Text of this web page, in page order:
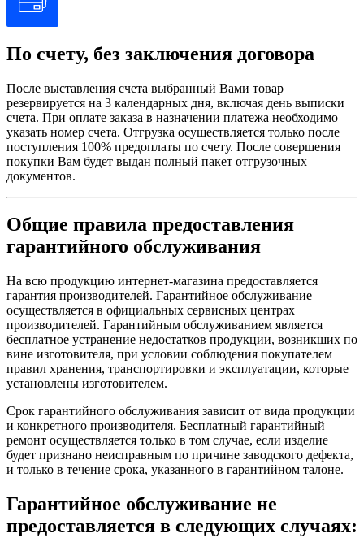
По счету, без заключения договора
После выставления счета выбранный Вами товар
резервируется на 3 календарных дня, включая день выписки
счета. При оплате заказа в назначении платежа необходимо
указать номер счета. Отгрузка осуществляется только после
поступления 100% предоплаты по счету. После совершения
покупки Вам будет выдан полный пакет отгрузочных
документов.
Общие правила предоставления
гарантийного обслуживания
На всю продукцию интернет-магазина предоставляется
гарантия производителей. Гарантийное обслуживание
осуществляется в официальных сервисных центрах
производителей. Гарантийным обслуживанием является
бесплатное устранение недостатков продукции, возникших по
вине изготовителя, при условии соблюдения покупателем
правил хранения, транспортировки и эксплуатации, которые
установлены изготовителем.
Срок гарантийного обслуживания зависит от вида продукции
и конкретного производителя. Бесплатный гарантийный
ремонт осуществляется только в том случае, если изделие
будет признано неисправным по причине заводского дефекта,
и только в течение срока, указанного в гарантийном талоне.
Гарантийное обслуживание не
предоставляется в следующих случаях: